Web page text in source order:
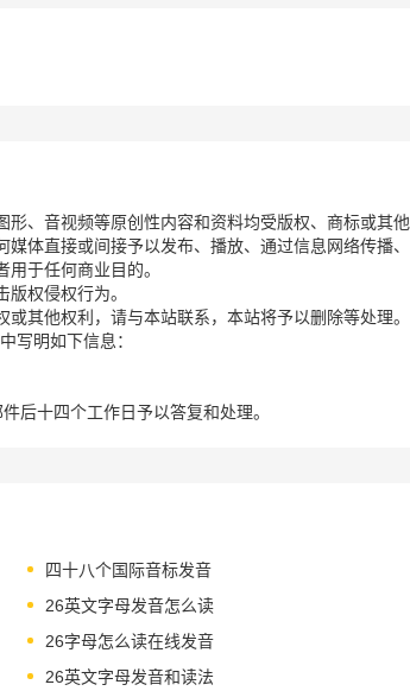
、音视频等原创性内容和资料均受版权、商标或其他
体直接或间接予以发布、播放、通过信息网络传播、
于任何商业目的。
权侵权行为。
其他权利，请与本站联系，本站将予以删除等处理。
写明如下信息：
后十四个工作日予以答复和处理。
四十八个国际音标发音
26英文字母发音怎么读
26字母怎么读在线发音
26英文字母发音和读法